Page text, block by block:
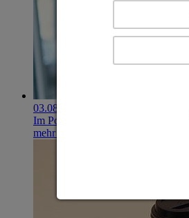
03.08.2026
Im Portfolio: Iset Telecom, IT für
mehr erfahren